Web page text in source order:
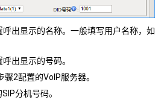
呼出显示的名称。一般填写用户名称，如
呼出显示的号码。
骤2配置的VoIP服务器。
分机号码。